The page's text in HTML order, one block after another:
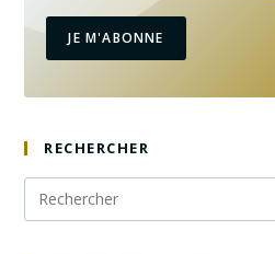
JE M'ABONNE
RECHERCHER